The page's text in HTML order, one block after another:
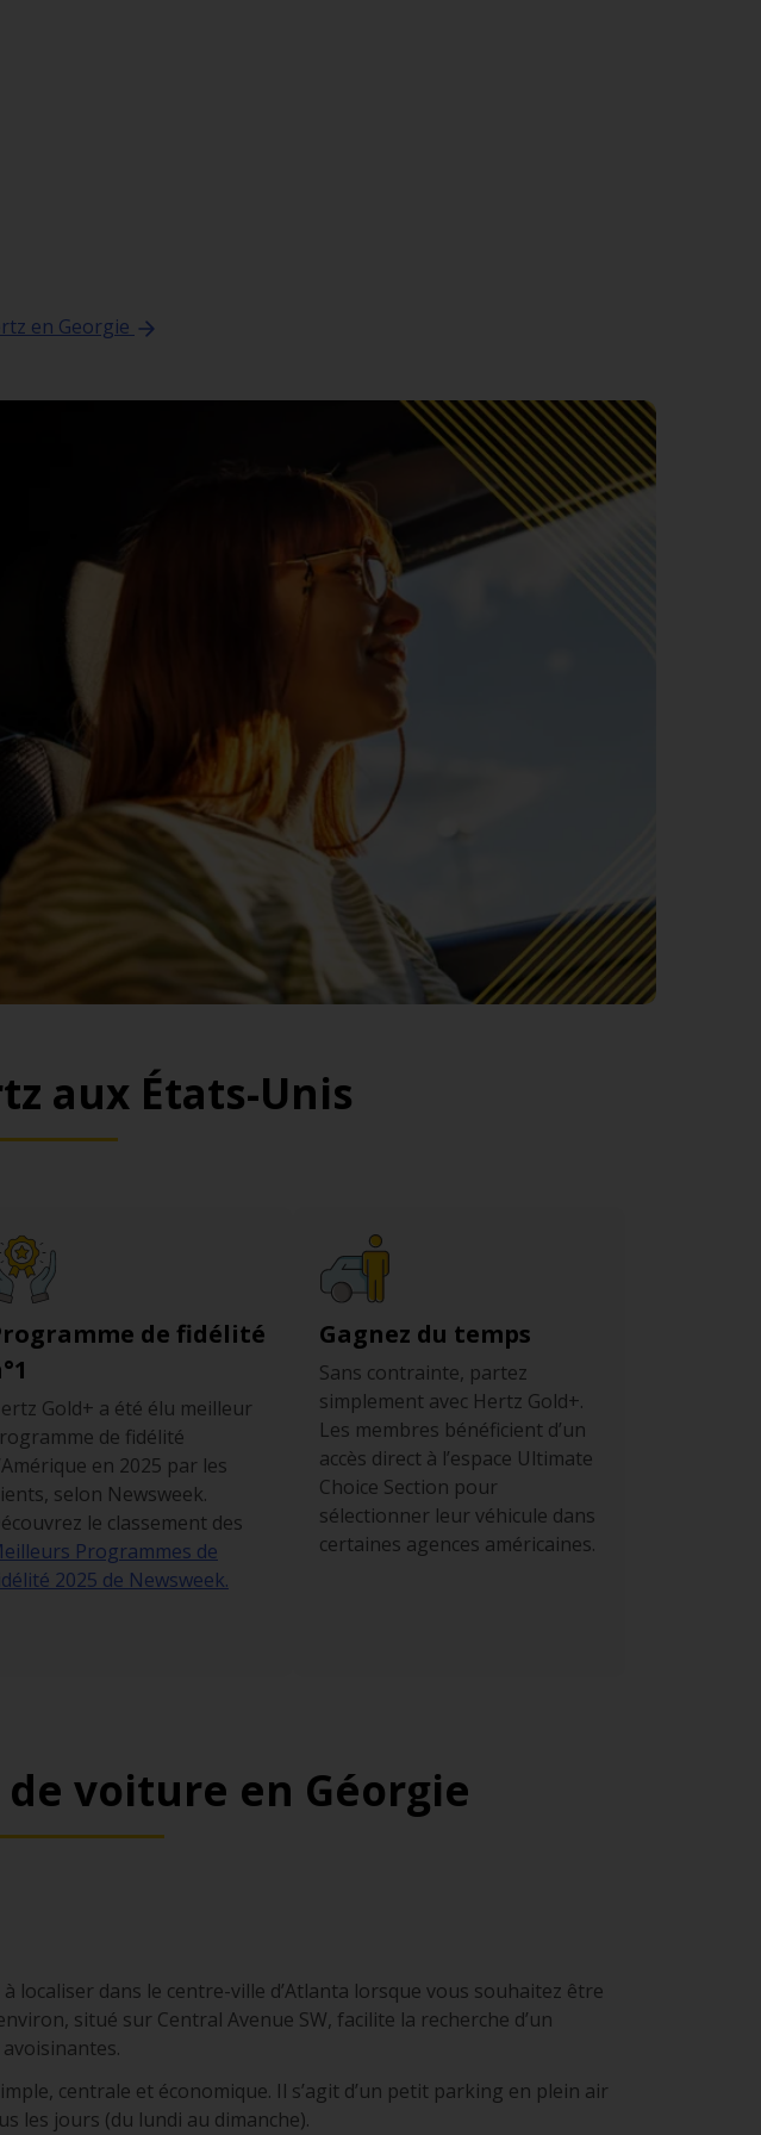
en Georgie
aux États-Unis
de fidélité
Gold+ a été élu meilleur
de fidélité
en 2025 par les
selon Newsweek.
le classement des
Programmes de
2025 de Newsweek.
Gagnez du temps
Sans contrainte, partez
simplement avec Hertz Gold+.
Les membres bénéficient d’un
accès direct à l’espace Ultimate
Choice Section pour
sélectionner leur véhicule dans
certaines agences américaines.
voiture en Géorgie
localiser dans le centre-ville d’Atlanta lorsque vous souhaitez être
situé sur Central Avenue SW, facilite la recherche d’un
centrale et économique. Il s’agit d’un petit parking en plein air
les jours (du lundi au dimanche).